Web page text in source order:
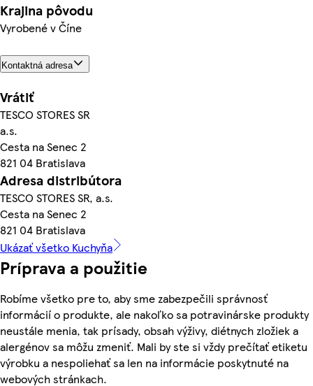
Krajina pôvodu
Vyrobené v Číne
Kontaktná adresa
Vrátiť
TESCO STORES SR
a.s.
Cesta na Senec 2
821 04 Bratislava
Adresa distribútora
TESCO STORES SR, a.s.
Cesta na Senec 2
821 04 Bratislava
Ukázať všetko Kuchyňa
Príprava a použitie
Robíme všetko pre to, aby sme zabezpečili správnosť
informácií o produkte, ale nakoľko sa potravinárske produkty
neustále menia, tak prísady, obsah výživy, diétnych zložiek a
alergénov sa môžu zmeniť. Mali by ste si vždy prečítať etiketu
výrobku a nespoliehať sa len na informácie poskytnuté na
webových stránkach.